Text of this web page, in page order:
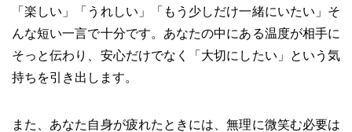
「楽しい」「うれしい」「もう少しだけ一緒にいたい」そ
んな短い一言で十分です。あなたの中にある温度が相手に
そっと伝わり、安心だけでなく「大切にしたい」という気
持ちを引き出します。
また、あなた自身が疲れたときには、無理に微笑む必要は